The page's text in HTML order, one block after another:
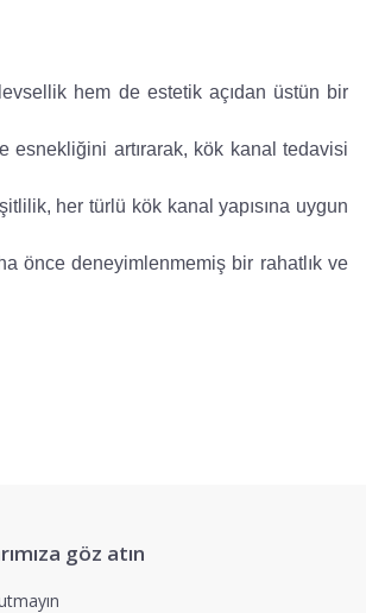
hem de estetik açıdan üstün bir
esnekliğini artırarak, kök kanal tedavisi
her türlü kök kanal yapısına uygun
önce deneyimlenmemiş bir rahatlık ve
göz atın